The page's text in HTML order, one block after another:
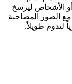
الأشخاص ليرسخ
الصور المصاحبة
لتدوم طويلاً.